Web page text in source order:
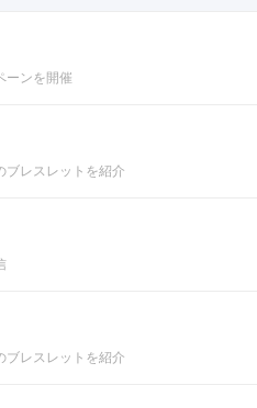
ーンを開催
ブレスレットを紹介
ブレスレットを紹介